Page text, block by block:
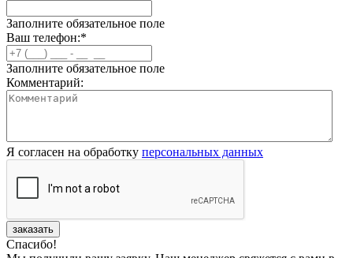
Заполните обязательное поле
Ваш телефон:*
Заполните обязательное поле
Комментарий:
Я согласен на обработку персональных данных
заказать
Спасибо!